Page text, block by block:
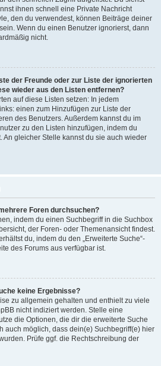
ihnen schnell eine Private Nachricht
den du verwendest, können Beiträge deiner
Wenn du einen Benutzer ignorierst, dann
nicht.
der Freunde oder zur Liste der ignorierten
wieder aus den Listen entfernen?
auf diese Listen setzen: In jedem
einen zum Hinzufügen zur Liste der
des Benutzers. Außerdem kannst du im
zu den Listen hinzufügen, indem du
An gleicher Stelle kannst du sie auch wieder
Foren durchsuchen?
indem du einen Suchbegriff in die Suchbox
der Foren- oder Themenansicht findest.
du, indem du den „Erweiterte Suche“-
des Forums aus verfügbar ist.
keine Ergebnisse?
zu allgemein gehalten und enthielt zu viele
nicht indiziert werden. Stelle eine
die Optionen, die dir die erweiterte Suche
auch möglich, dass dein(e) Suchbegriff(e) hier
Prüfe ggf. die Rechtschreibung der